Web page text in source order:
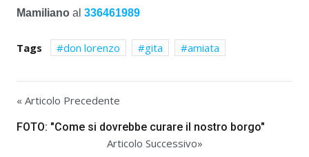
Mamiliano al 336461989
Tags don lorenzo gita amiata
« Articolo Precedente
FOTO: "Come si dovrebbe curare il nostro borgo"
Articolo Successivo»